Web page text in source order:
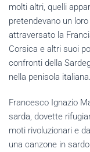
molti altri, quelli
pretendevano un
attraversato la
Corsica e altri suoi
confronti della
nella penisola italiana.
Francesco Ignazio
sarda, dovette
moti rivoluzionari e
una canzone in